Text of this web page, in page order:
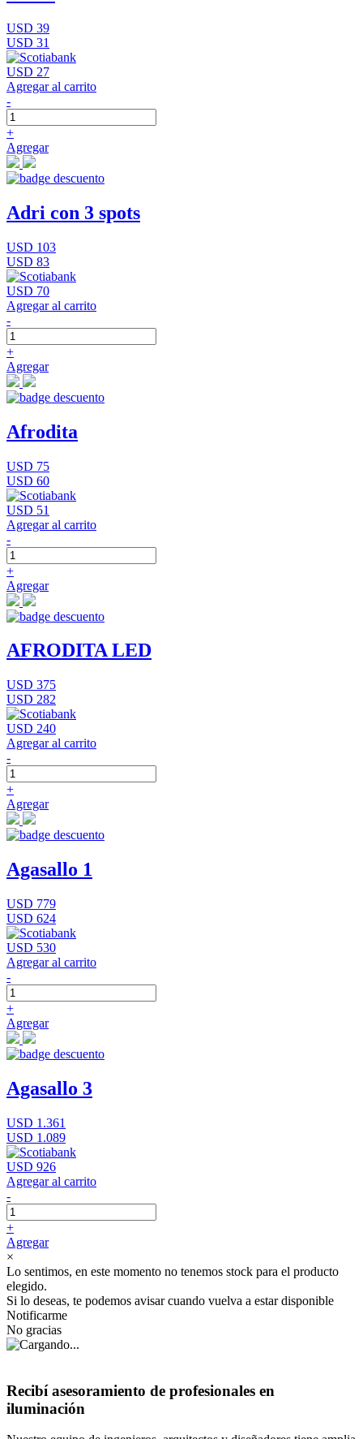
USD 39
USD 31
USD 27
Agregar al carrito
-
+
Agregar
Adri con 3 spots
USD 103
USD 83
USD 70
Agregar al carrito
-
+
Agregar
Afrodita
USD 75
USD 60
USD 51
Agregar al carrito
-
+
Agregar
AFRODITA LED
USD 375
USD 282
USD 240
Agregar al carrito
-
+
Agregar
Agasallo 1
USD 779
USD 624
USD 530
Agregar al carrito
-
+
Agregar
Agasallo 3
USD 1.361
USD 1.089
USD 926
Agregar al carrito
-
+
Agregar
×
Lo sentimos, en este momento no tenemos stock para el producto
elegido.
Si lo deseas, te podemos avisar cuando vuelva a estar disponible
Notificarme
No gracias
Recibí asesoramiento de profesionales en
iluminación